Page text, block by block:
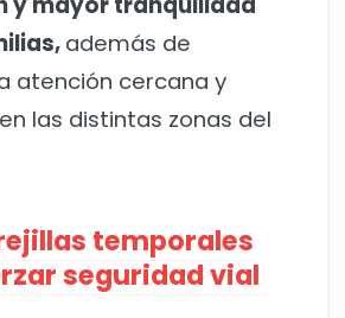
además de
atención cercana y
las distintas zonas del
temporales
seguridad vial